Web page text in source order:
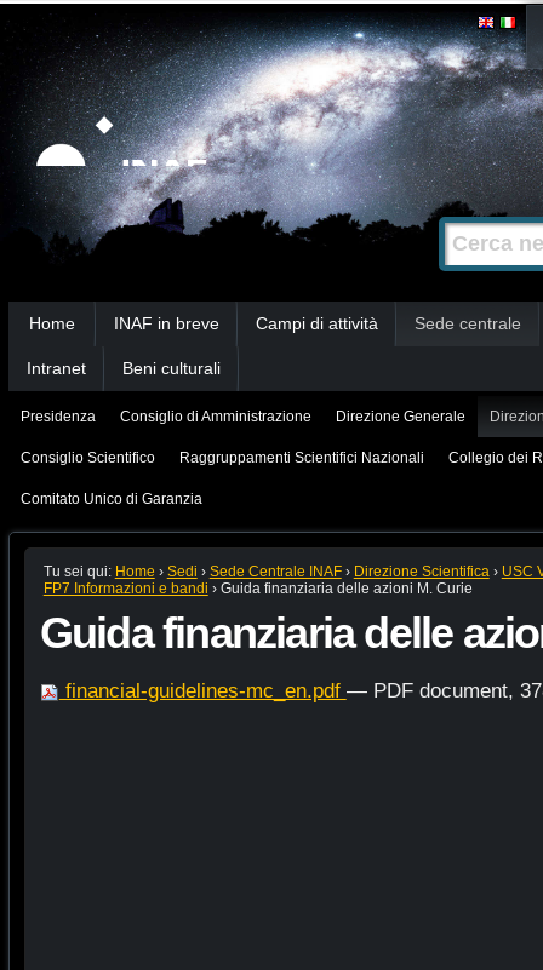
Strumenti
personali
Salta
contenuti.
|
Salta
alla
navigazione
Cerca nel
Ricerca
avanzata…
Home INAF in breve Campi di attività Sede centrale
Intranet Beni culturali
Presidenza Consiglio di Amministrazione Direzione Generale
Consiglio Scientifico Raggruppamenti Scientifici Nazionali Collegio dei
Comitato Unico di Garanzia
Tu sei qui: Home › Sedi › Sede Centrale INAF › Direzione Scientifica › USC
FP7 Informazioni e bandi › Guida finanziaria delle azioni M. Curie
Guida finanziaria delle
financial-guidelines-mc_en.pdf — PDF document,